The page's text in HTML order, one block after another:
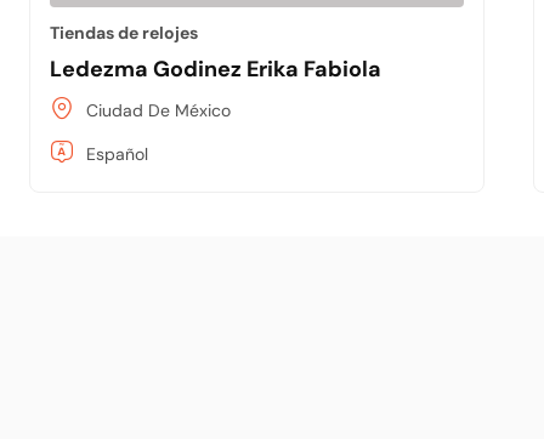
Tiendas de relojes
Ledezma Godinez Erika Fabiola
Ciudad De México
Español